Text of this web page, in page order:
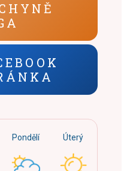
Pondělí Úterý